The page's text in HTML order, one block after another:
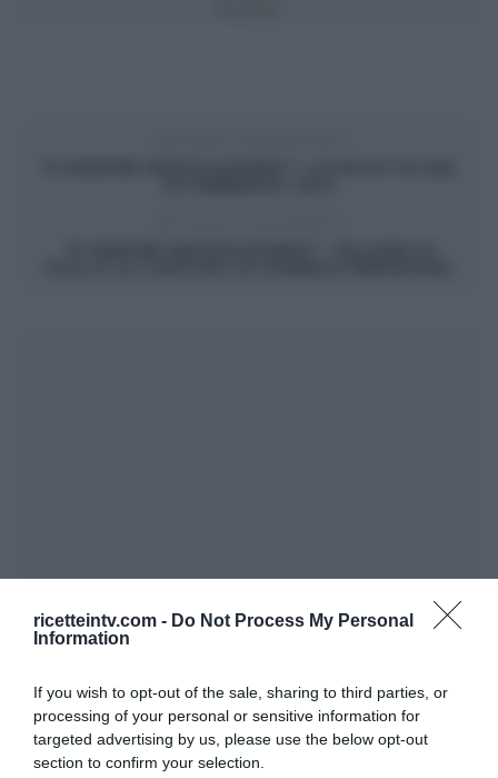
ricetteintv.com - Do Not Process My Personal
Information
If you wish to opt-out of the sale, sharing to third parties, or
processing of your personal or sensitive information for
targeted advertising by us, please use the below opt-out
section to confirm your selection.